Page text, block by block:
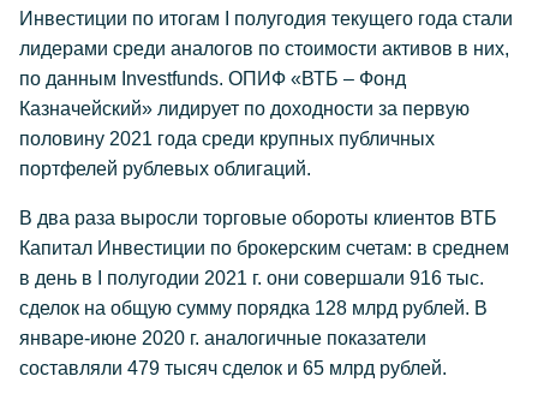
Инвестиции по итогам I полугодия текущего года стали
лидерами среди аналогов по стоимости активов в них,
по данным Investfunds. ОПИФ «ВТБ – Фонд
Казначейский» лидирует по доходности за первую
половину 2021 года среди крупных публичных
портфелей рублевых облигаций.
В два раза выросли торговые обороты клиентов ВТБ
Капитал Инвестиции по брокерским счетам: в среднем
в день в I полугодии 2021 г. они совершали 916 тыс.
сделок на общую сумму порядка 128 млрд рублей. В
январе-июне 2020 г. аналогичные показатели
составляли 479 тысяч сделок и 65 млрд рублей.